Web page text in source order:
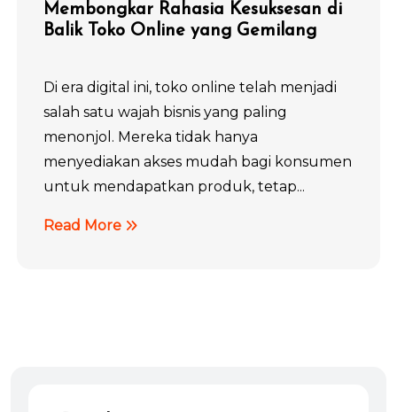
Membongkar Rahasia Kesuksesan di
Balik Toko Online yang Gemilang
Di era digital ini, toko online telah menjadi
salah satu wajah bisnis yang paling
menonjol. Mereka tidak hanya
menyediakan akses mudah bagi konsumen
untuk mendapatkan produk, tetap...
Read More